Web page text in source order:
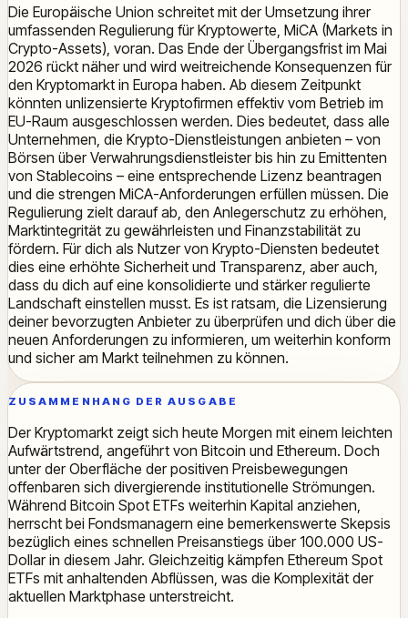
Die Europäische Union schreitet mit der Umsetzung ihrer
umfassenden Regulierung für Kryptowerte, MiCA (Markets in
Crypto-Assets), voran. Das Ende der Übergangsfrist im Mai
2026 rückt näher und wird weitreichende Konsequenzen für
den Kryptomarkt in Europa haben. Ab diesem Zeitpunkt
könnten unlizensierte Kryptofirmen effektiv vom Betrieb im
EU-Raum ausgeschlossen werden. Dies bedeutet, dass alle
Unternehmen, die Krypto-Dienstleistungen anbieten – von
Börsen über Verwahrungsdienstleister bis hin zu Emittenten
von Stablecoins – eine entsprechende Lizenz beantragen
und die strengen MiCA-Anforderungen erfüllen müssen. Die
Regulierung zielt darauf ab, den Anlegerschutz zu erhöhen,
Marktintegrität zu gewährleisten und Finanzstabilität zu
fördern. Für dich als Nutzer von Krypto-Diensten bedeutet
dies eine erhöhte Sicherheit und Transparenz, aber auch,
dass du dich auf eine konsolidierte und stärker regulierte
Landschaft einstellen musst. Es ist ratsam, die Lizensierung
deiner bevorzugten Anbieter zu überprüfen und dich über die
neuen Anforderungen zu informieren, um weiterhin konform
und sicher am Markt teilnehmen zu können.
ZUSAMMENHANG DER AUSGABE
Der Kryptomarkt zeigt sich heute Morgen mit einem leichten
Aufwärtstrend, angeführt von Bitcoin und Ethereum. Doch
unter der Oberfläche der positiven Preisbewegungen
offenbaren sich divergierende institutionelle Strömungen.
Während Bitcoin Spot ETFs weiterhin Kapital anziehen,
herrscht bei Fondsmanagern eine bemerkenswerte Skepsis
bezüglich eines schnellen Preisanstiegs über 100.000 US-
Dollar in diesem Jahr. Gleichzeitig kämpfen Ethereum Spot
ETFs mit anhaltenden Abflüssen, was die Komplexität der
aktuellen Marktphase unterstreicht.